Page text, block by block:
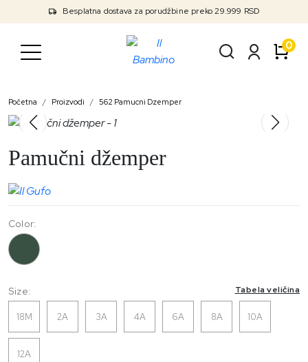
Besplatna dostava za porudžbine preko 29.999 RSD
0
Početna Proizvodi 562 Pamucni Dzemper
Pamučni džemper
Size: Tabela veličina
18M 2A 3A 4A 6A 8A 10A
12A
Color: